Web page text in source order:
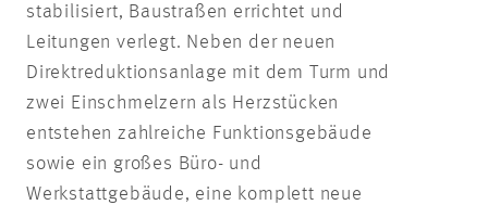
stabilisiert, Baustraßen errichtet und
Leitungen verlegt. Neben der neuen
Direktreduktionsanlage mit dem Turm und
zwei Einschmelzern als Herzstücken
entstehen zahlreiche Funktionsgebäude
sowie ein großes Büro- und
Werkstattgebäude, eine komplett neue